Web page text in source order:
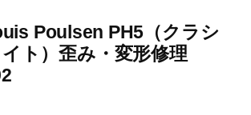
Poulsen PH5（クラシ
ト）歪み・変形修理